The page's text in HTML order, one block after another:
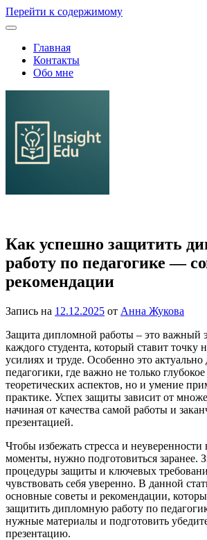
Перейти к содержимому
Главная
Контакты
Обо мне
Как успешно защитить
работу по педагогике —
рекомендации
Запись на 12.12.2025 от Анна Жукова
Защита дипломной работы – это важный
каждого студента, который ставит точку
усилиях и труде. Особенно это актуально
педагогики, где важно не только
теоретических аспектов, но и умение
практике. Успех защиты зависит от
начиная от качества самой работы и
презентацией.
Чтобы избежать стресса и неуверенности
моменты, нужно подготовиться заранее.
процедуры защиты и ключевых
чувствовать себя уверенно. В данной
основные советы и рекомендации,
защитить дипломную работу по
нужные материалы и подготовить
презентацию.